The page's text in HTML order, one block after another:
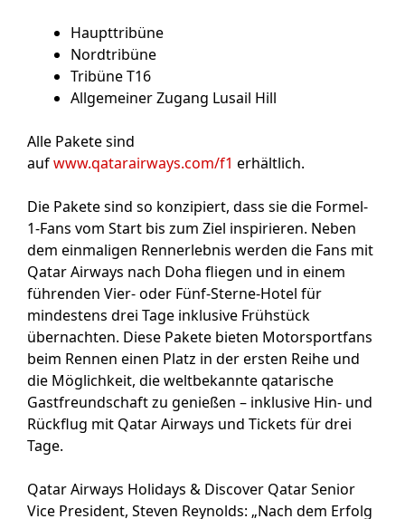
Haupttribüne
Nordtribüne
Tribüne T16
Allgemeiner Zugang Lusail Hill
Alle Pakete sind
aufwww.qatarairways.com/f1 erhältlich.
Die Pakete sind so konzipiert, dass sie die Formel-
1-Fans vom Start bis zum Ziel inspirieren. Neben
dem einmaligen Rennerlebnis werden die Fans mit
Qatar Airways nach Doha fliegen und in einem
führenden Vier- oder Fünf-Sterne-Hotel für
mindestens drei Tage inklusive Frühstück
übernachten. Diese Pakete bieten Motorsportfans
beim Rennen einen Platz in der ersten Reihe und
die Möglichkeit, die weltbekannte qatarische
Gastfreundschaft zu genießen – inklusive Hin- und
Rückflug mit Qatar Airways und Tickets für drei
Tage.
Qatar Airways Holidays & Discover Qatar Senior
Vice President, Steven Reynolds: „Nach dem Erfolg